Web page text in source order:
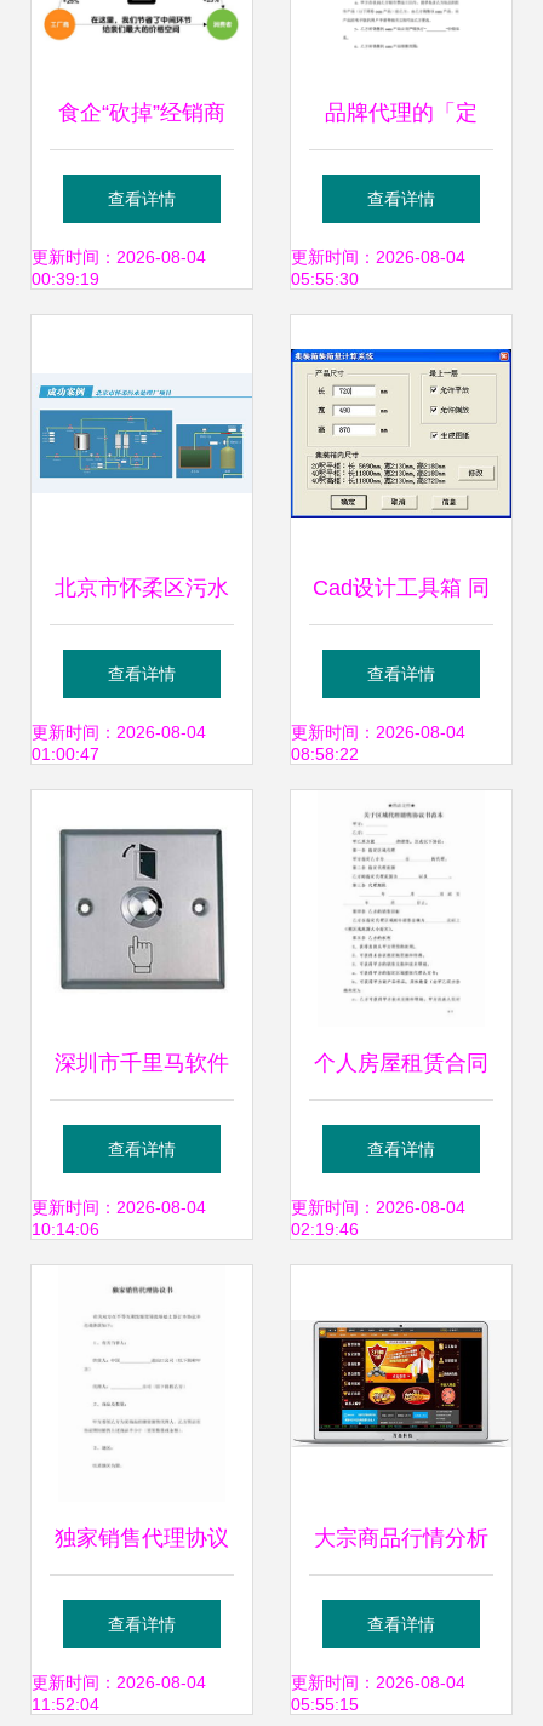
食企“砍掉”经销商
新零售浪潮下的角
色再定义与风险重
查看详情
更新时间：2026-08-04
00:39:19
品牌代理的「定
制」新范式 解读
OEM买断式销售代
值与实践逻辑
查看详情
更新时间：2026-08-04
05:55:30
北京市怀柔区污水
处理厂软件开发 智
慧水务赋能绿色生
查看详情
更新时间：2026-08-04
01:00:47
Cad设计工具箱 同
舟2006与智能打包
方案的双重革新
查看详情
更新时间：2026-08-04
08:58:22
深圳市千里马软件
开发产品中心 专业
定制，驱动企业数
字化转型
查看详情
更新时间：2026-08-04
10:14:06
个人房屋租赁合同
（软件开发者专用
版）
查看详情
更新时间：2026-08-04
02:19:46
独家销售代理协议
（软件开发类）
查看详情
更新时间：2026-08-04
11:52:04
大宗商品行情分析
软件开发定制全解
厂家选择与价格考
查看详情
更新时间：2026-08-04
05:55:15